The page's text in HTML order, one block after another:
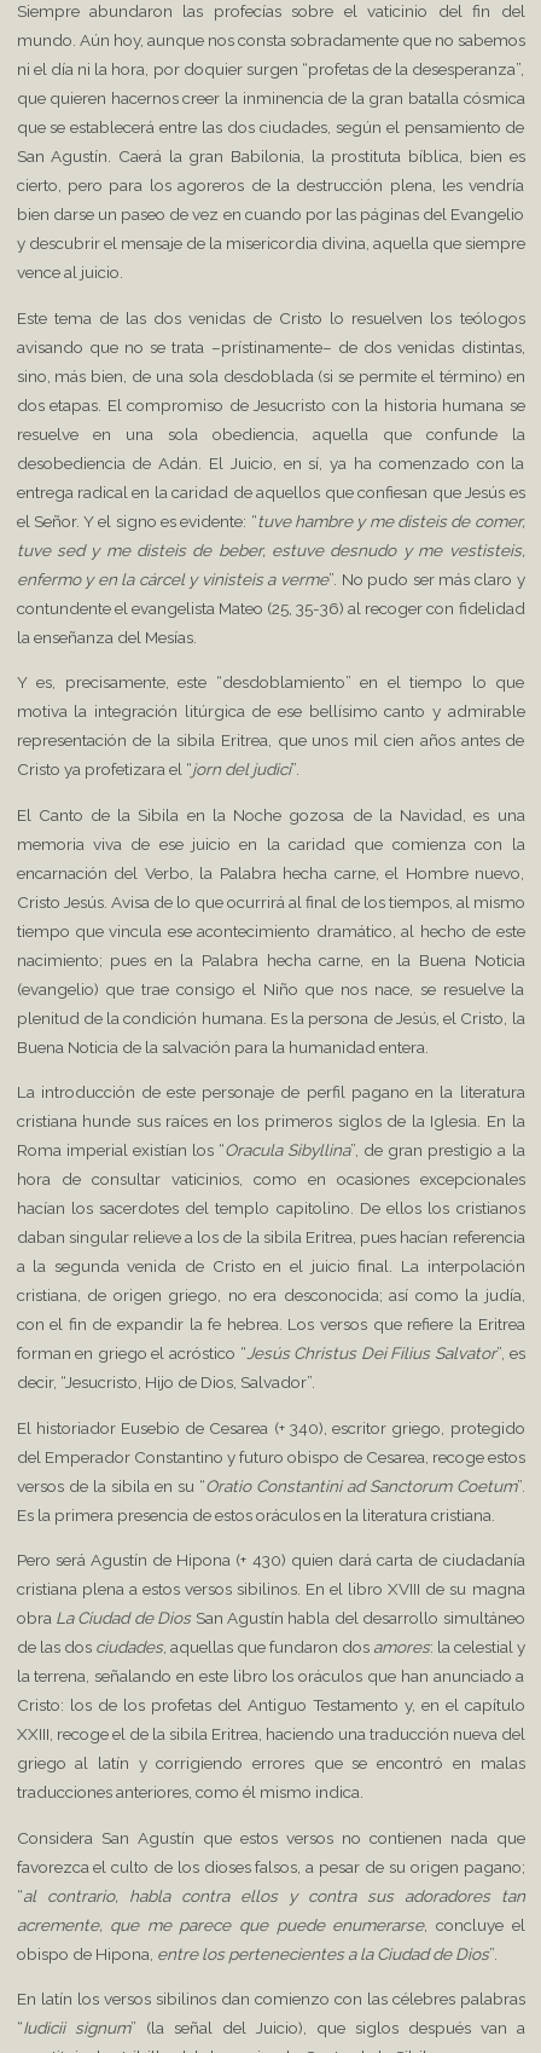
Siempre abundaron las profecías sobre el vaticinio del fin del
mundo. Aún hoy, aunque nos consta sobradamente que no sabemos
ni el día ni la hora, por doquier surgen “profetas de la desesperanza”,
que quieren hacernos creer la inminencia de la gran batalla cósmica
que se establecerá entre las dos ciudades, según el pensamiento de
San Agustín. Caerá la gran Babilonia, la prostituta bíblica, bien es
cierto, pero para los agoreros de la destrucción plena, les vendría
bien darse un paseo de vez en cuando por las páginas del Evangelio
y descubrir el mensaje de la misericordia divina, aquella que siempre
vence al juicio.
Este tema de las dos venidas de Cristo lo resuelven los teólogos
avisando que no se trata –prístinamente– de dos venidas distintas,
sino, más bien, de una sola desdoblada (si se permite el término) en
dos etapas. El compromiso de Jesucristo con la historia humana se
resuelve en una sola obediencia, aquella que confunde la
desobediencia de Adán. El Juicio, en sí, ya ha comenzado con la
entrega radical en la caridad de aquellos que confiesan que Jesús es
el Señor. Y el signo es evidente: “tuve hambre y me disteis de comer,
tuve sed y me disteis de beber, estuve desnudo y me vestisteis,
enfermo y en la cárcel y vinisteis a verme”. No pudo ser más claro y
contundente el evangelista Mateo (25, 35-36) al recoger con fidelidad
la enseñanza del Mesías.
Y es, precisamente, este “desdoblamiento” en el tiempo lo que
motiva la integración litúrgica de ese bellísimo canto y admirable
representación de la sibila Eritrea, que unos mil cien años antes de
Cristo ya profetizara el “jorn del judici”.
El Canto de la Sibila en la Noche gozosa de la Navidad, es una
memoria viva de ese juicio en la caridad que comienza con la
encarnación del Verbo, la Palabra hecha carne, el Hombre nuevo,
Cristo Jesús. Avisa de lo que ocurrirá al final de los tiempos, al mismo
tiempo que vincula ese acontecimiento dramático, al hecho de este
nacimiento; pues en la Palabra hecha carne, en la Buena Noticia
(evangelio) que trae consigo el Niño que nos nace, se resuelve la
plenitud de la condición humana. Es la persona de Jesús, el Cristo, la
Buena Noticia de la salvación para la humanidad entera.
La introducción de este personaje de perfil pagano en la literatura
cristiana hunde sus raíces en los primeros siglos de la Iglesia. En la
Roma imperial existían los “Oracula Sibyllina”, de gran prestigio a la
hora de consultar vaticinios, como en ocasiones excepcionales
hacían los sacerdotes del templo capitolino. De ellos los cristianos
daban singular relieve a los de la sibila Eritrea, pues hacían referencia
a la segunda venida de Cristo en el juicio final. La interpolación
cristiana, de origen griego, no era desconocida; así como la judía,
con el fin de expandir la fe hebrea. Los versos que refiere la Eritrea
forman en griego el acróstico “Jesús Christus Dei Filius Salvator”, es
decir, “Jesucristo, Hijo de Dios, Salvador”.
El historiador Eusebio de Cesarea (+ 340), escritor griego, protegido
del Emperador Constantino y futuro obispo de Cesarea, recoge estos
versos de la sibila en su “Oratio Constantini ad Sanctorum Coetum”.
Es la primera presencia de estos oráculos en la literatura cristiana.
Pero será Agustín de Hipona (+ 430) quien dará carta de ciudadanía
cristiana plena a estos versos sibilinos. En el libro XVIII de su magna
obra La Ciudad de DiosSan Agustín habla del desarrollo simultáneo
de las dos ciudades, aquellas que fundaron dos amores: la celestial y
la terrena, señalando en este libro los oráculos que han anunciado a
Cristo: los de los profetas del Antiguo Testamento y, en el capítulo
XXIII, recoge el de la sibila Eritrea, haciendo una traducción nueva del
griego al latín y corrigiendo errores que se encontró en malas
traducciones anteriores, como él mismo indica.
Considera San Agustín que estos versos no contienen nada que
favorezca el culto de los dioses falsos, a pesar de su origen pagano;
“al contrario, habla contra ellos y contra sus adoradores tan
acremente, que me parece que puede enumerarse, concluye el
obispo de Hipona, entre los pertenecientes a la Ciudad de Dios”.
En latín los versos sibilinos dan comienzo con las célebres palabras
“Iudicii signum” (la señal del Juicio), que siglos después van a